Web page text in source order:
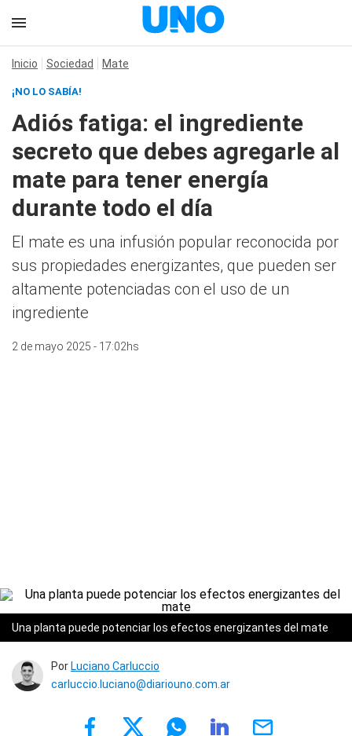
Inicio Sociedad Mate
¡NO LO SABÍA!
Adiós fatiga: el ingrediente
secreto que debes agregarle al
mate para tener energía
durante todo el día
El mate es una infusión popular reconocida por
sus propiedades energizantes, que pueden ser
altamente potenciadas con el uso de un
ingrediente
2 de mayo 2025 - 17:02hs
Una planta puede potenciar los efectos energizantes del mate
Por Luciano Carluccio
carluccio.luciano@diariouno.com.ar